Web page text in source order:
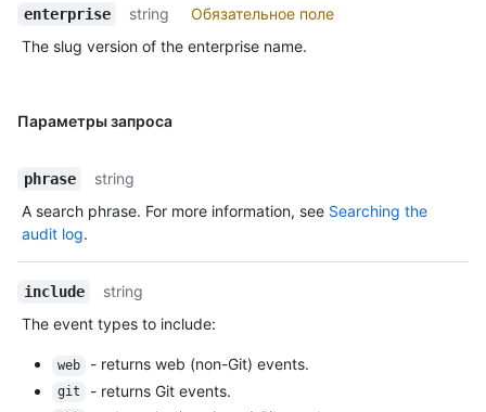
enterprise string
Обязательное поле
The slug version of the enterprise name.
Параметры запроса
phrase
string
A search phrase. For more information, see Searching the
audit log.
include
string
The event types to include:
web - returns web (non-Git) events.
git - returns Git events.